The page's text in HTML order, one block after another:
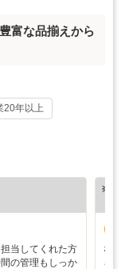
富な品揃えから
20年以上
当してくれた方
の管理もしっか
※ホ
な
ろ